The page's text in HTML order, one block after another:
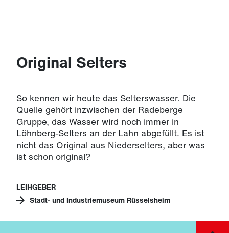
Original Selters
So kennen wir heute das Selterswasser. Die
Quelle gehört inzwischen der Radeberge
Gruppe, das Wasser wird noch immer in
Löhnberg-Selters an der Lahn abgefüllt. Es ist
nicht das Original aus Niederselters, aber was
ist schon original?
LEIHGEBER
Stadt- und Industriemuseum Rüsselsheim